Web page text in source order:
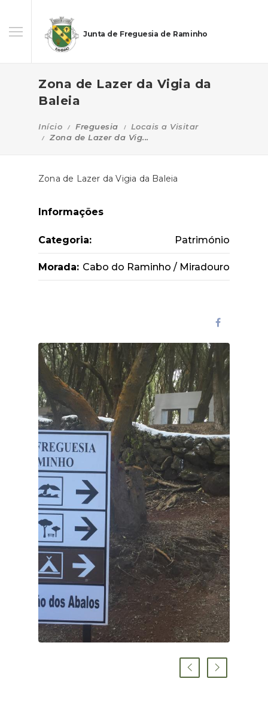
Junta de Freguesia de Raminho
Zona de Lazer da Vigia da
Baleia
Início Freguesia
Locais a Visitar
Zona de Lazer da Vig...
Zona de Lazer da Vigia da Baleia
Informações
Categoria: Património
Morada: Cabo do Raminho / Miradouro